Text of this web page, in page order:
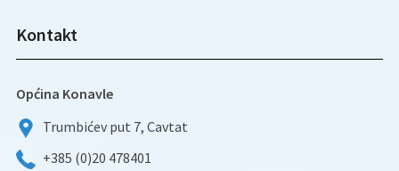
Kontakt
Općina Konavle
Trumbićev put 7, Cavtat
+385 (0)20 478401